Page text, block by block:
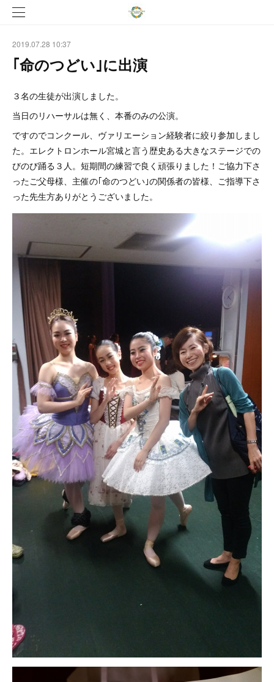
2019.07.28 10:37
｢命のつどい｣に出演
３名の生徒が出演しました。
当日のリハーサルは無く、本番のみの公演。
ですのでコンクール、ヴァリエーション経験者に絞り参加しまし
た。エレクトロンホール宮城と言う歴史ある大きなステージでの
びのび踊る３人。短期間の練習で良く頑張りました！ご協力下さ
ったご父母様、主催の｢命のつどい｣の関係者の皆様、ご指導下さ
った先生方ありがとうございました。